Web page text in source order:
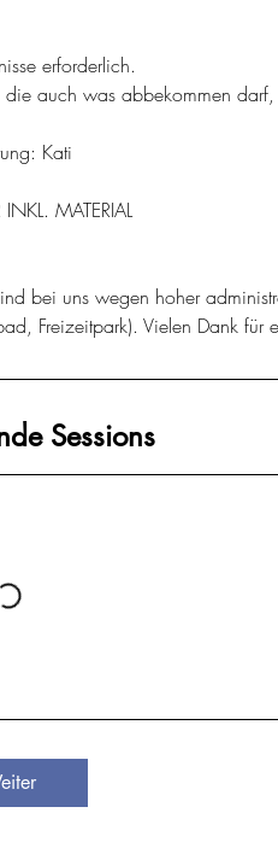
erforderlich.
auch was abbekommen
Kati
MATERIAL
bei uns wegen hoher
Freizeitpark). Vielen Dank für
Sessions